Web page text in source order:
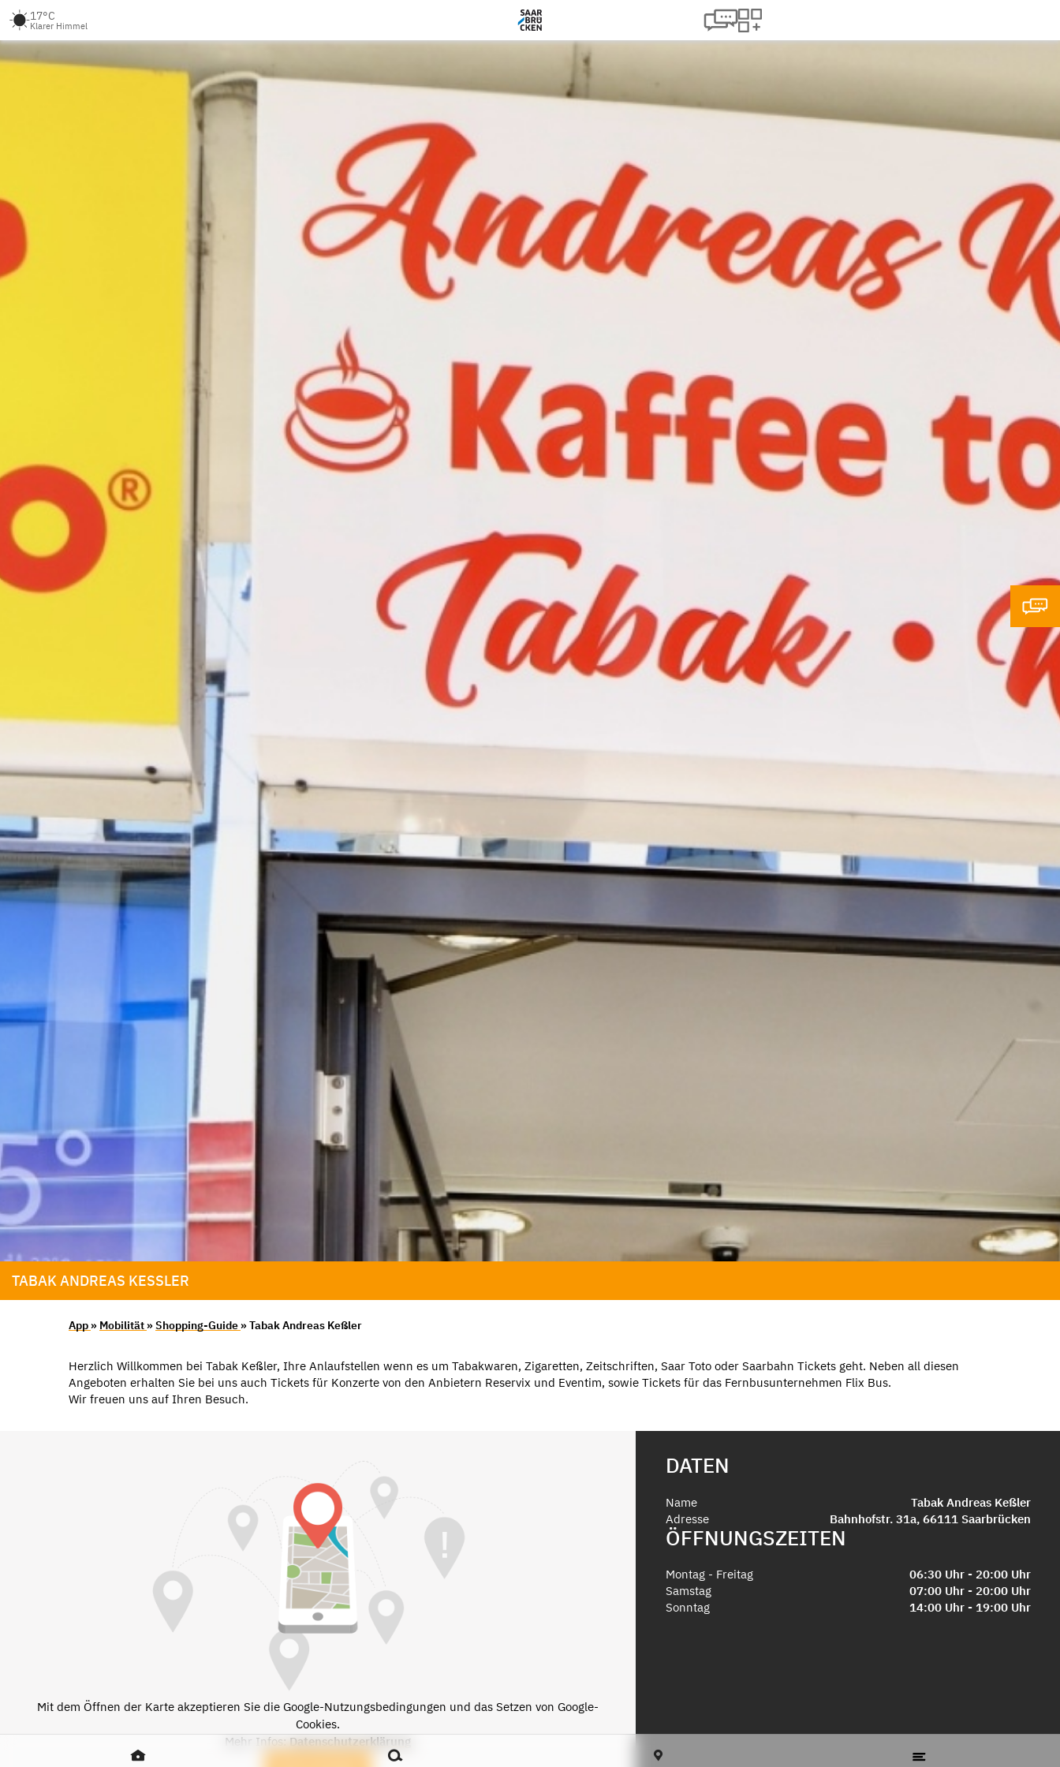
17°C
Klarer Himmel
TABAK ANDREAS KESSLER
App » Mobilität »Shopping-Guide » Tabak Andreas Keßler
Herzlich Willkommen bei Tabak Keßler, Ihre Anlaufstellen wenn es um Tabakwaren, Zigaretten, Zeitschriften, Saar Toto oder Saarbahn Tickets geht. Neben all diesen
Angeboten erhalten Sie bei uns auch Tickets für Konzerte von den Anbietern Reservix und Eventim, sowie Tickets für das Fernbusunternehmen Flix Bus.
Wir freuen uns auf Ihren Besuch.
Mit dem Öffnen der Karte akzeptieren Sie die Google-Nutzungsbedingungen und das Setzen von Google-
Cookies.
Mehr Infos:Datenschutzerklärung
DATEN
Name
Tabak Andreas Keßler
Adresse
Bahnhofstr. 31a, 66111 Saarbrücken
ÖFFNUNGSZEITEN
Montag - Freitag
06:30 Uhr - 20:00 Uhr
Samstag
07:00 Uhr - 20:00 Uhr
Sonntag
14:00 Uhr - 19:00 Uhr